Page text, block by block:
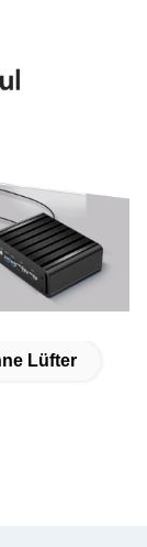
Lüfter